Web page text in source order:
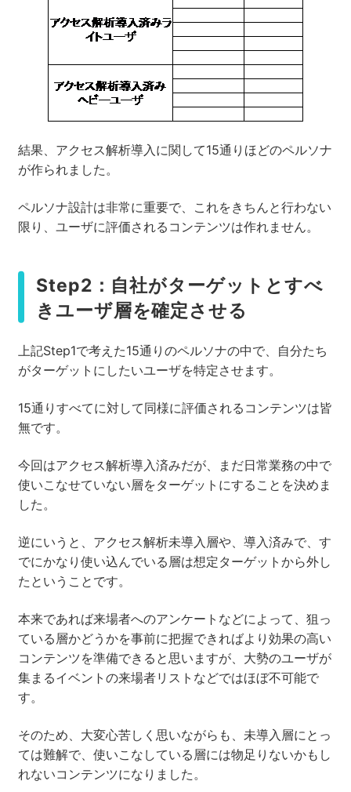
結果、アクセス解析導入に関して15通りほどのペルソナ
が作られました。
ペルソナ設計は非常に重要で、これをきちんと行わない
限り、ユーザに評価されるコンテンツは作れません。
Step2：自社がターゲットとすべ
きユーザ層を確定させる
上記Step1で考えた15通りのペルソナの中で、自分たち
がターゲットにしたいユーザを特定させます。
15通りすべてに対して同様に評価されるコンテンツは皆
無です。
今回はアクセス解析導入済みだが、まだ日常業務の中で
使いこなせていない層をターゲットにすることを決めま
した。
逆にいうと、アクセス解析未導入層や、導入済みで、す
でにかなり使い込んでいる層は想定ターゲットから外し
たということです。
本来であれば来場者へのアンケートなどによって、狙っ
ている層かどうかを事前に把握できればより効果の高い
コンテンツを準備できると思いますが、大勢のユーザが
集まるイベントの来場者リストなどではほぼ不可能で
す。
そのため、大変心苦しく思いながらも、未導入層にとっ
ては難解で、使いこなしている層には物足りないかもし
れないコンテンツになりました。